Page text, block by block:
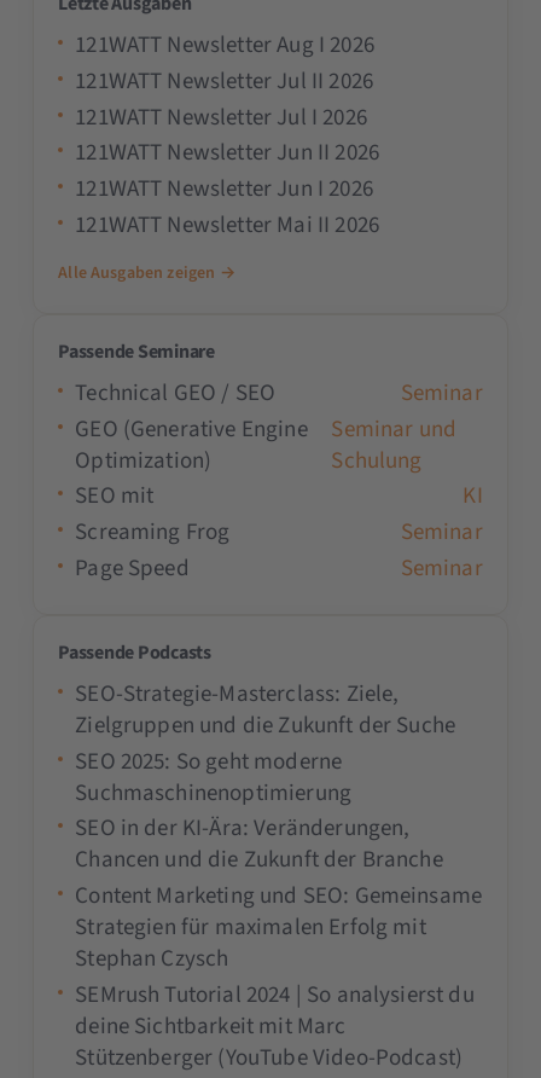
121WATT Newsletter Aug I 2026
121WATT Newsletter Jul II 2026
121WATT Newsletter Jul I 2026
121WATT Newsletter Jun II 2026
121WATT Newsletter Jun I 2026
121WATT Newsletter Mai II 2026
Alle Ausgaben zeigen →
Passende Seminare
Technical GEO / SEO
Seminar
GEO (Generative Engine
Optimization)
Seminar und
Schulung
SEO mit
KI
Screaming Frog
Seminar
Page Speed
Seminar
Passende Podcasts
SEO-Strategie-Masterclass: Ziele,
Zielgruppen und die Zukunft der Suche
SEO 2025: So geht moderne
Suchmaschinenoptimierung
SEO in der KI-Ära: Veränderungen,
Chancen und die Zukunft der Branche
Content Marketing und SEO: Gemeinsame
Strategien für maximalen Erfolg mit
Stephan Czysch
SEMrush Tutorial 2024 | So analysierst du
deine Sichtbarkeit mit Marc
Stützenberger (YouTube Video-Podcast)